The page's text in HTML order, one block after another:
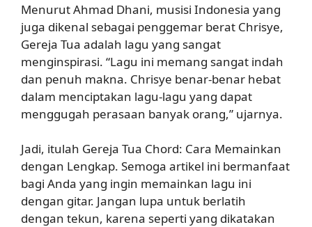
Menurut Ahmad Dhani, musisi Indonesia yang
juga dikenal sebagai penggemar berat Chrisye,
Gereja Tua adalah lagu yang sangat
menginspirasi. “Lagu ini memang sangat indah
dan penuh makna. Chrisye benar-benar hebat
dalam menciptakan lagu-lagu yang dapat
menggugah perasaan banyak orang,” ujarnya.
Jadi, itulah Gereja Tua Chord: Cara Memainkan
dengan Lengkap. Semoga artikel ini bermanfaat
bagi Anda yang ingin memainkan lagu ini
dengan gitar. Jangan lupa untuk berlatih
dengan tekun, karena seperti yang dikatakan